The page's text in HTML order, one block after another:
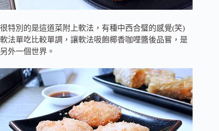
很特別的是這道菜附上軟法，有種中西合璧的感覺(笑)
軟法單吃比較單調，讓軟法吸飽椰香咖哩醬後品嘗，是
另外一個世界。